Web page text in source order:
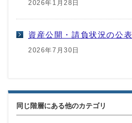
2026年1月28日
資産公開・請負状況の公表
2026年7月30日
同じ階層にある他のカテゴリ